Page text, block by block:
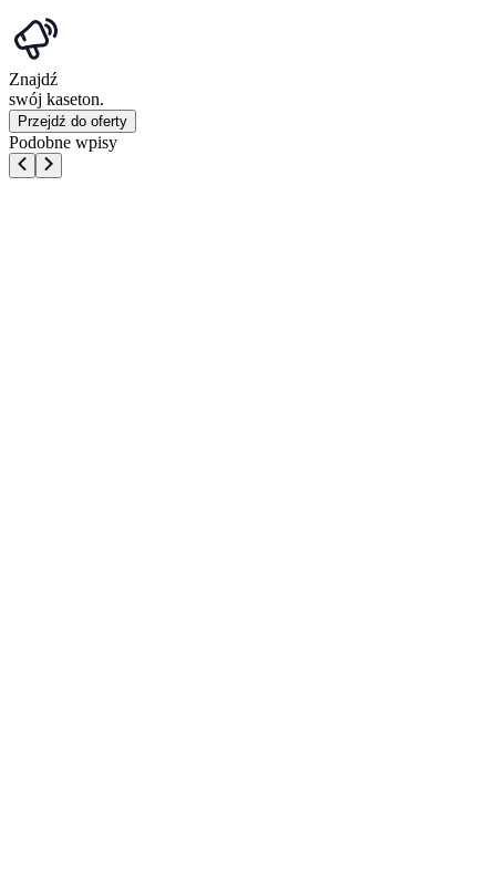
Znajdź
swój kaseton.
Przejdź do oferty
Podobne wpisy